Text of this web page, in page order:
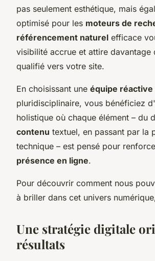
pas seulement esthétique, mais
optimisé pour les moteurs de
référencement naturel efficace
visibilité accrue et attire davantage
qualifié vers votre site.
En choisissant une équipe réactive
pluridisciplinaire, vous bénéficiez
holistique où chaque élément – du
contenu textuel, en passant par la
technique – est pensé pour
présence en ligne.
Pour découvrir comment nous
à briller dans cet univers
Une stratégie digitale
résultats